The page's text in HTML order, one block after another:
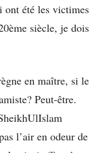
ont été les victimes
siècle, je dois
en maître, si le
Peut-être.
l’air en odeur de